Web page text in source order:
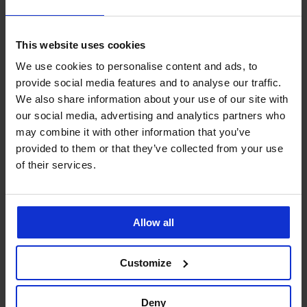
This website uses cookies
We use cookies to personalise content and ads, to
provide social media features and to analyse our traffic.
We also share information about your use of our site with
our social media, advertising and analytics partners who
may combine it with other information that you’ve
provided to them or that they’ve collected from your use
of their services.
Allow all
Customize
Deny
Těhotenský bavlněný župan
1 299 Kč
1 299 Kč